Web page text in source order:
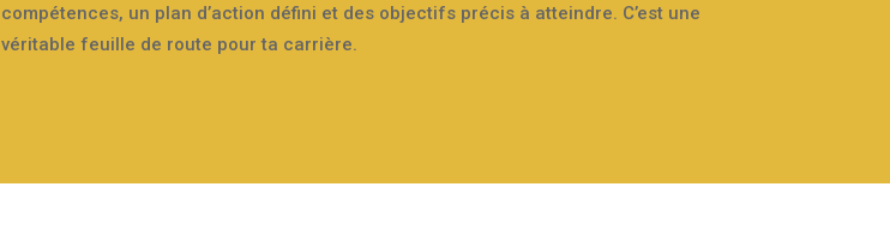
compétences, un plan d’action défini et des objectifs précis à atteindre. C’est une
véritable feuille de route pour ta carrière.